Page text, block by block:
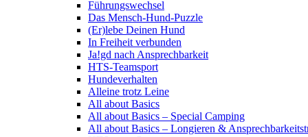
Führungswechsel
Das Mensch-Hund-Puzzle
(Er)lebe Deinen Hund
In Freiheit verbunden
Ja!gd nach Ansprechbarkeit
HTS-Teamsport
Hundeverhalten
Alleine trotz Leine
All about Basics
All about Basics – Special Camping
All about Basics – Longieren &